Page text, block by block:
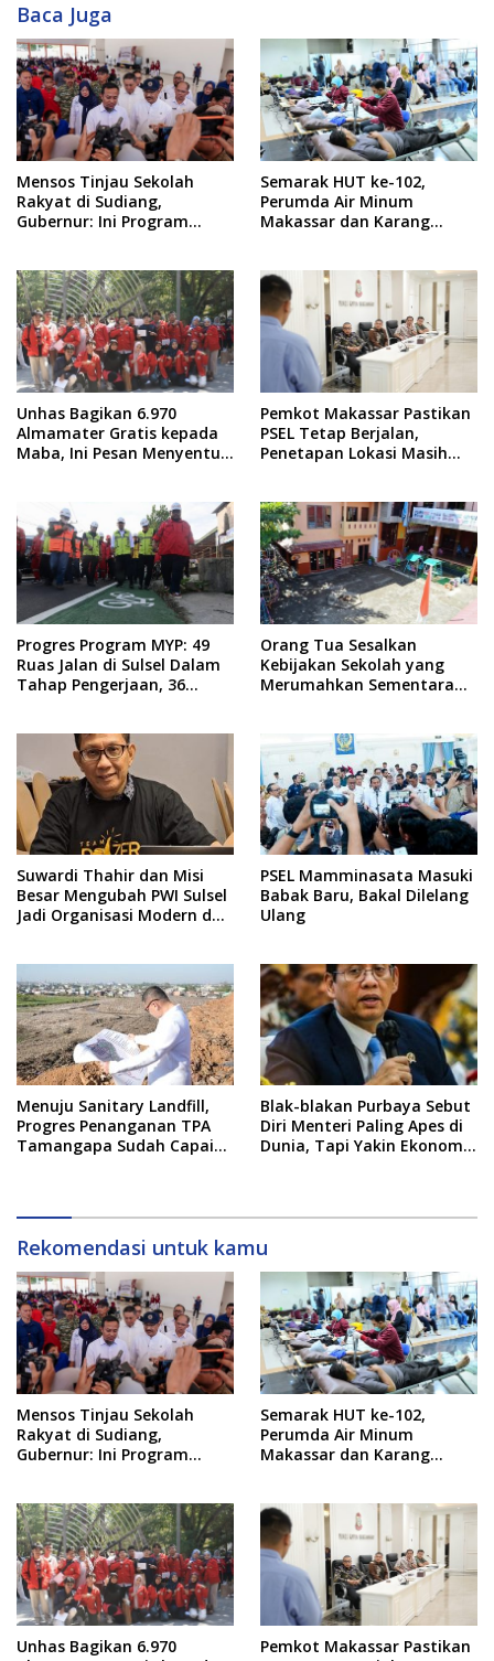
Baca Juga
Mensos Tinjau Sekolah
Rakyat di Sudiang,
Gubernur: Ini Program
Semarak HUT ke-102,
Perumda Air Minum
Makassar dan Karang
Unhas Bagikan 6.970
Almamater Gratis kepada
Maba, Ini Pesan Menyentuh
Pemkot Makassar Pastikan
PSEL Tetap Berjalan,
Penetapan Lokasi Masih
Progres Program MYP: 49
Ruas Jalan di Sulsel Dalam
Tahap Pengerjaan, 36
Orang Tua Sesalkan
Kebijakan Sekolah yang
Merumahkan Sementara
Suwardi Thahir dan Misi
Besar Mengubah PWI Sulsel
Jadi Organisasi Modern dan
PSEL Mamminasata Masuki
Babak Baru, Bakal Dilelang
Ulang
Menuju Sanitary Landfill,
Progres Penanganan TPA
Tamangapa Sudah Capai
Blak-blakan Purbaya Sebut
Diri Menteri Paling Apes di
Dunia, Tapi Yakin Ekonomi
Rekomendasi untuk kamu
Mensos Tinjau Sekolah
Rakyat di Sudiang,
Gubernur: Ini Program
Semarak HUT ke-102,
Perumda Air Minum
Makassar dan Karang
Unhas Bagikan 6.970
Pemkot Makassar Pastikan